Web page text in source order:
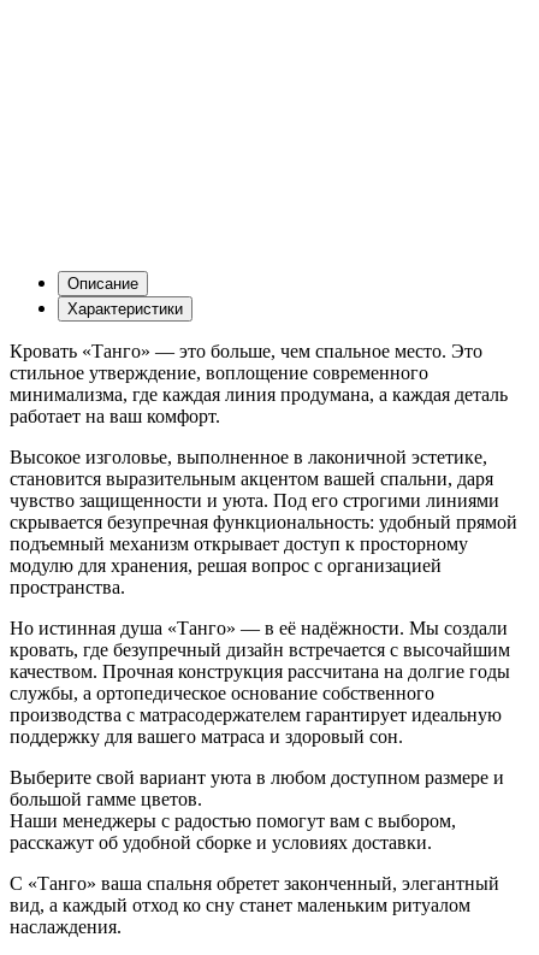
Описание
Характеристики
Кровать «Танго» — это больше, чем спальное место. Это
стильное утверждение, воплощение современного
минимализма, где каждая линия продумана, а каждая деталь
работает на ваш комфорт.
Высокое изголовье, выполненное в лаконичной эстетике,
становится выразительным акцентом вашей спальни, даря
чувство защищенности и уюта. Под его строгими линиями
скрывается безупречная функциональность: удобный прямой
подъемный механизм открывает доступ к просторному
модулю для хранения, решая вопрос с организацией
пространства.
Но истинная душа «Танго» — в её надёжности. Мы создали
кровать, где безупречный дизайн встречается с высочайшим
качеством. Прочная конструкция рассчитана на долгие годы
службы, а ортопедическое основание собственного
производства с матрасодержателем гарантирует идеальную
поддержку для вашего матраса и здоровый сон.
Выберите свой вариант уюта в любом доступном размере и
большой гамме цветов.
Наши менеджеры с радостью помогут вам с выбором,
расскажут об удобной сборке и условиях доставки.
С «Танго» ваша спальня обретет законченный, элегантный
вид, а каждый отход ко сну станет маленьким ритуалом
наслаждения.